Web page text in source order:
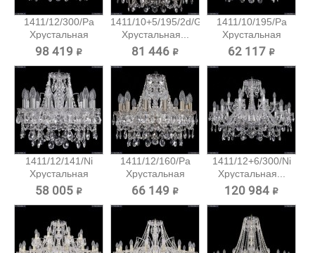
1411/12/300/Pa
Хрустальная
подвесная...
98 419 ₽
1411/10+5/195/2d/G
Хрустальная...
81 446 ₽
1411/10/195/Pa
Хрустальная
подвесная...
62 117 ₽
1411/12/141/Ni
Хрустальная
подвесная...
58 005 ₽
1411/12/160/Pa
Хрустальная
подвесная...
66 149 ₽
1411/12+6/300/Ni
Хрустальная...
120 984 ₽